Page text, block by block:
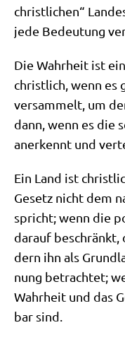
christ­li­chen“
jede Bedeu­tung
Die Wahr­heit ist
christ­lich, wenn es
ver­sam­melt, um
dann, wenn es die
aner­kennt und
Ein Land ist
Gesetz nicht dem
spricht; wenn die
dar­auf beschränkt,
dern ihn als
nung betrach­tet;
Wahr­heit und das
bar sind.